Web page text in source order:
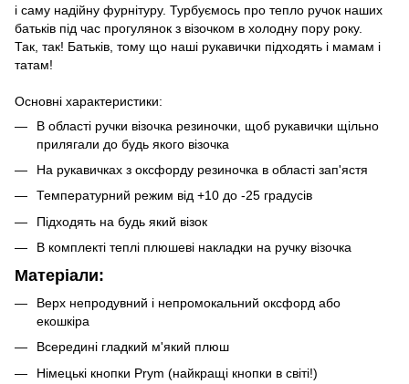
і саму надійну фурнітуру. Турбуємось про тепло ручок наших
батьків під час прогулянок з візочком в холодну пору року.
Так, так! Батьків, тому що наші рукавички підходять і мамам і
татам!
Основні характеристики:
В області ручки візочка резиночки, щоб рукавички щільно
прилягали до будь якого візочка
На рукавичках з оксфорду резиночка в області зап'ястя
Температурний режим від +10 до -25 градусів
Підходять на будь який візок
В комплекті теплі плюшеві накладки на ручку візочка
Матеріали:
Верх непродувний і непромокальний оксфорд або
екошкіра
Всередині гладкий м'який плюш
Німецькі кнопки Prym (найкращі кнопки в світі!)